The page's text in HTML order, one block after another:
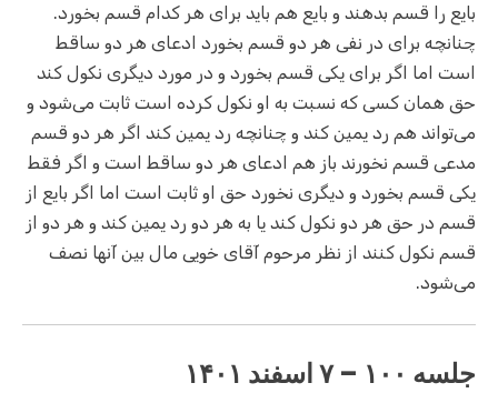
بایع را قسم بدهند و بایع هم باید برای هر کدام قسم بخورد.
چنانچه برای در نفی هر دو قسم بخورد ادعای هر دو ساقط
است اما اگر برای یکی قسم بخورد و در مورد دیگری نکول کند
حق همان کسی که نسبت به او نکول کرده است ثابت می‌شود و
می‌تواند هم رد یمین کند و چنانچه رد یمین کند اگر هر دو قسم
مدعی قسم نخورند باز هم ادعای هر دو ساقط است و اگر فقط
یکی قسم بخورد و دیگری نخورد حق او ثابت است اما اگر بایع از
قسم در حق هر دو نکول کند یا به هر دو رد یمین کند و هر دو از
قسم نکول کنند از نظر مرحوم آقای خویی مال بین آنها نصف
می‌شود.
جلسه ۱۰۰ – ۷ اسفند ۱۴۰۱